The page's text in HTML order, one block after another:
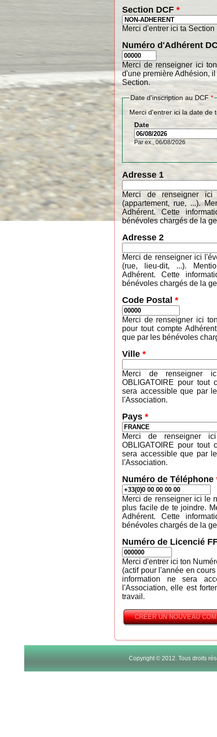
Section DCF *
Merci d'entrer ici ta
Numéro d'Adhérent
Merci de renseigner ici
d'une première Adhésion,
Section.
Date d'inscription au DCF *
Merci d'entrer ici la date de
Date
Par ex., 06/08/2026
Adresse 1
Merci de renseigner
(appartement, rue, ...).
Adhérent. Cette
bénévoles chargés de la
Adresse 2
Merci de renseigner ici
(rue, lieu-dit, ...).
Adhérent. Cette
bénévoles chargés de la
Code Postal *
Merci de renseigner ici
pour tout compte
que par les bénévoles
Ville *
Merci de renseigner
OBLIGATOIRE pour tout
sera accessible que par
l'Association.
Pays *
Merci de renseigner
OBLIGATOIRE pour tout
sera accessible que par
l'Association.
Numéro de Téléphone
Merci de renseigner ici le
plus facile de te joindre.
Adhérent. Cette
bénévoles chargés de la
Numéro de Licencié
Merci d'entrer ici ton
(actif pour l'année en
information ne sera
l'Association, elle est
travail.
Copyright © 2012. Tous droits